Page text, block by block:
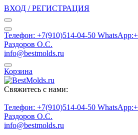
ВХОД / РЕГИСТРАЦИЯ
Телефон: +7(910)514-04-50
Раздоров О.С.
info@bestmolds.ru
Корзина
Свяжитесь с нами:
Телефон: +7(910)514-04-50
Раздоров О.С.
info@bestmolds.ru